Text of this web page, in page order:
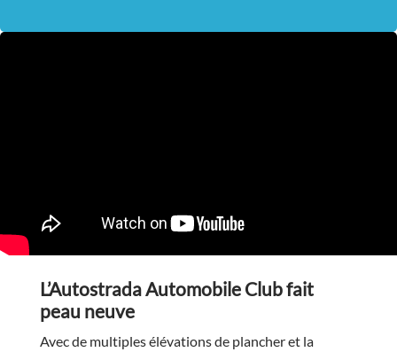
L’Autostrada Automobile Club fait
peau neuve
Avec de multiples élévations de plancher et la